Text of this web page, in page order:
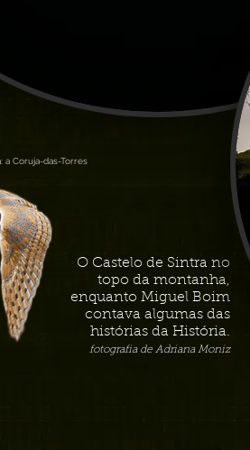
O Castelo de Sintra no
topo da montanha,
enquanto Miguel Boim
contava algumas das
histórias da História.
fotografia de Adriana Moniz
a Coruja-das-Torres